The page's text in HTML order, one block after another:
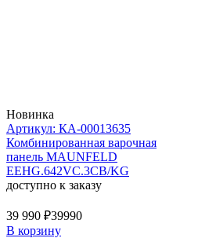
Новинка
Артикул: КА-00013635
Комбинированная варочная
панель MAUNFELD
EEHG.642VC.3CB/KG
доступно к заказу
39 990 ₽39990
В корзину